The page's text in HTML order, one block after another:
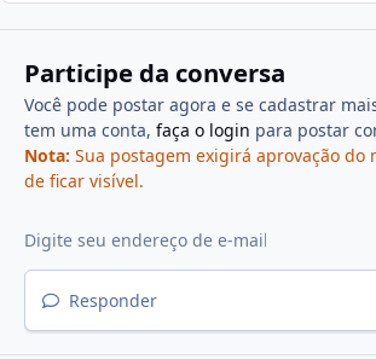
Participe da conversa
Você pode postar agora e se cadastrar
tem uma conta, faça o login para postar
Nota: Sua postagem exigirá aprovação do
de ficar visível.
Responder